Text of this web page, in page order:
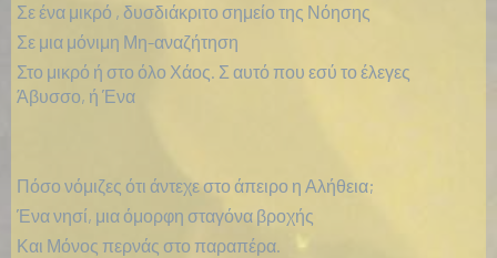
Σε ένα μικρό , δυσδιάκριτο σημείο της Νόησης
Σε μια μόνιμη Μη-αναζήτηση
Στο μικρό ή στο όλο Χάος. Σ αυτό που εσύ το έλεγες
Άβυσσο, ή Ένα
Πόσο νόμιζες ότι άντεχε στο άπειρο η Αλήθεια;
Ένα νησί, μια όμορφη σταγόνα βροχής
Και Μόνος περνάς στο παραπέρα.